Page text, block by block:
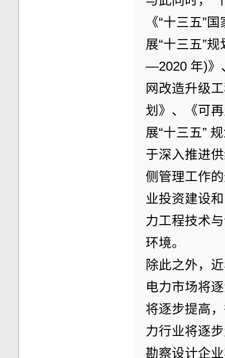
《“十三五”
展“十三五”
—2020 年)》
网改造升级
划》、《可
展“十三五”
于深入推进
侧管理工作
业投资建设
力工程技术
环境。
除此之外，
电力市场将
将逐步提高
力行业将逐
勘察设计企